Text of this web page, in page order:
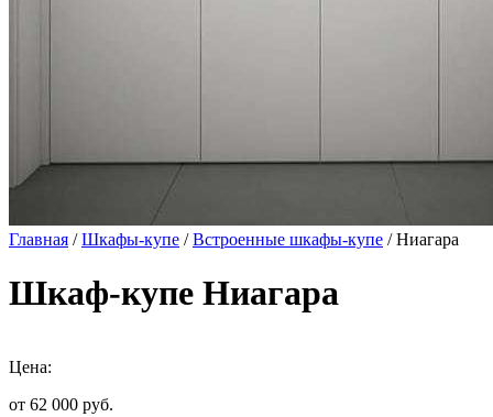
Главная /Шкафы-купе /Встроенные шкафы-купе / Ниагара
Шкаф-купе Ниагара
Цена:
от 62 000 руб.